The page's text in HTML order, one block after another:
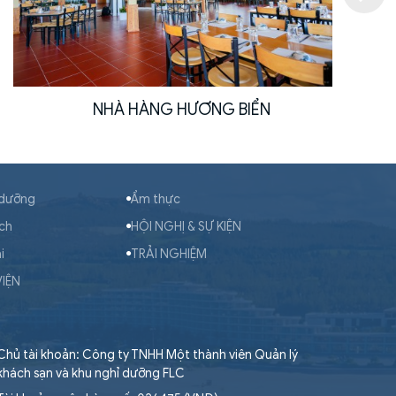
NHÀ HÀNG HƯƠNG BIỂN
Ẩm thực
HỘI NGHỊ & SỰ KIỆN
TRẢI NGHIỆM
tài khoản: Công ty TNHH Một thành viên Quản lý
sạn và khu nghỉ dưỡng FLC